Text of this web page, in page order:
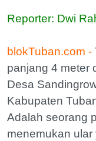
Reporter: Dwi
blokTuban.com -
panjang 4 meter
Desa
Kabupaten
Adalah seorang
menemukan